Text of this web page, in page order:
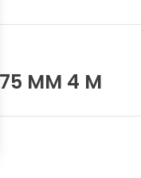
MM 4 M